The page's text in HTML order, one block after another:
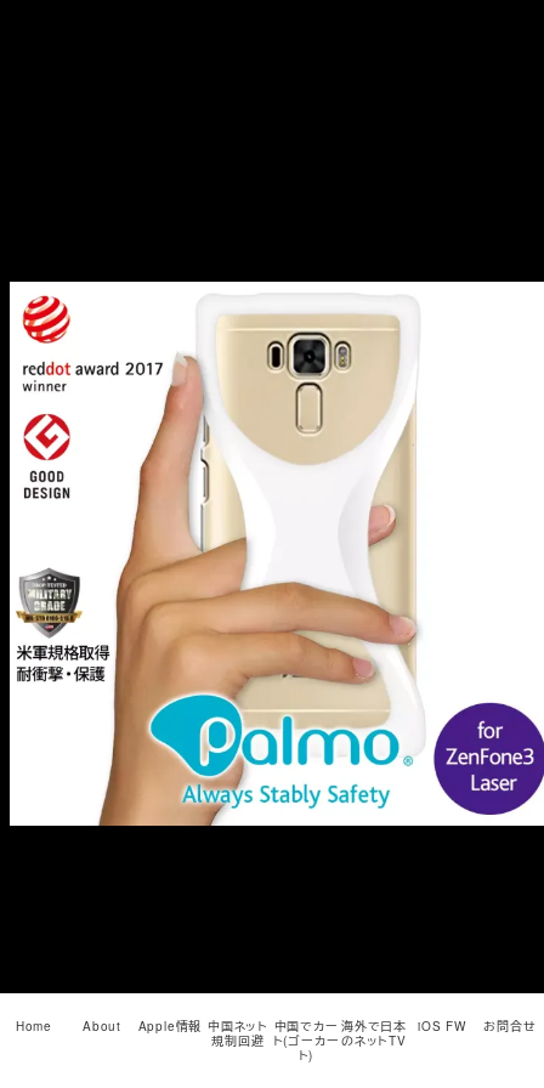
イ
ン
コ
ン
テ
ン
ツ
Home About Apple情報 中国ネット
規制回避
中国でカー
ト(ゴーカー
ト)
海外で日本
のネットTV
iOS FW お問合せ